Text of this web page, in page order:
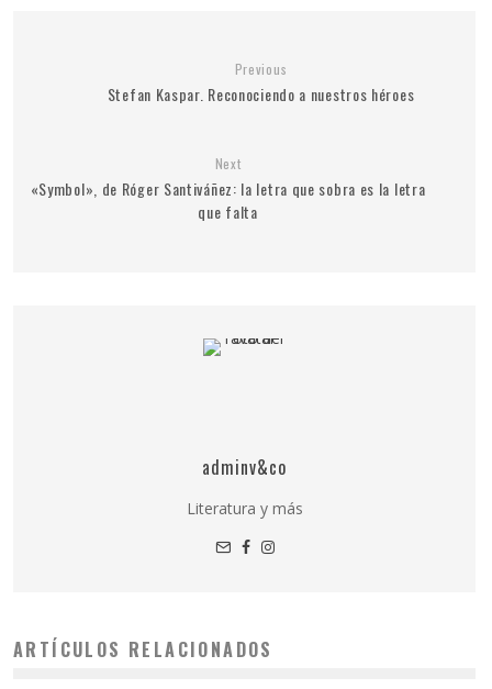
Previous
Stefan Kaspar. Reconociendo a nuestros héroes
Next
«Symbol», de Róger Santiváñez: la letra que sobra es la letra
que falta
adminv&co
Literatura y más
ARTÍCULOS RELACIONADOS